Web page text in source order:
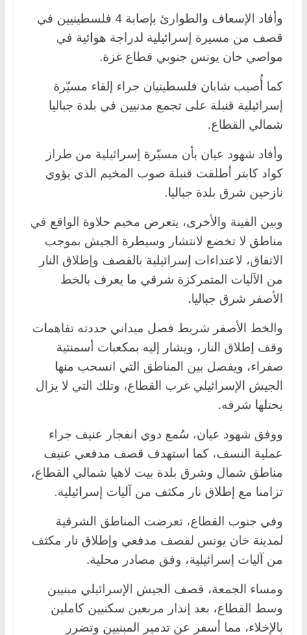
وأفاد الإسعاف والطوارئ بإصابة 4 فلسطينيين في
قصف من مسيرة إسرائيلية لدراجة هوائية في
مواصي خان يونس جنوبي قطاع غزة.
كما أُصيب شابان فلسطينيان جراء إلقاء مسيّرة
إسرائيلية قنبلة على تجمع مدنيين في بلدة جباليا
شمالي القطاع.
وأفاد شهود عيان بأن مسيّرة إسرائيلية من طراز
كواد كابتر أطلقت قنبلة صوب المخيم الذي يؤوي
نازحين شرق بلدة جباليا.
وبين الفينة والأخرى، يتعرض مخيم حلاوة الواقع في
مناطق لا تخضع لانتشار وسيطرة الجيش بموجب
الاتفاق، لاعتداءات إسرائيلية بالقصف وإطلاق النار
من الآليات المتمركزة شرقي ما يعرف بالخط
الأصفر شرق جباليا.
والخط الأصفر شريط فصل ميداني حددته تفاهمات
وقف إطلاق النار، ويشار إليه بمكعبات أسمنتية
صفراء، ويفصل بين المناطق التي انسحب منها
الجيش الإسرائيلي غرب القطاع، وتلك التي لا يزال
يحتلها شرقه.
ووفق شهود عيان، سُمع دوي انفجار عنيف جراء
عملية النسف، كما استهدف قصف مدفعي عنيف
مناطق شمال وشرق بلدة بيت لاهيا شمالي القطاع،
تزامنا مع إطلاق نار مكثف من آليات إسرائيلية.
وفي جنوب القطاع، تعرضت المناطق الشرقية
لمدينة خان يونس لقصف مدفعي وإطلاق نار مكثف
من آليات إسرائيلية، وفق مصادر محلية.
ومساء الجمعة، قصف الجيش الإسرائيلي مبنيين
وسط القطاع، بعد إنذار مربعين سكنيين كاملين
بالإخلاء، مما أسفر عن تدمير المبنيين وتضرر